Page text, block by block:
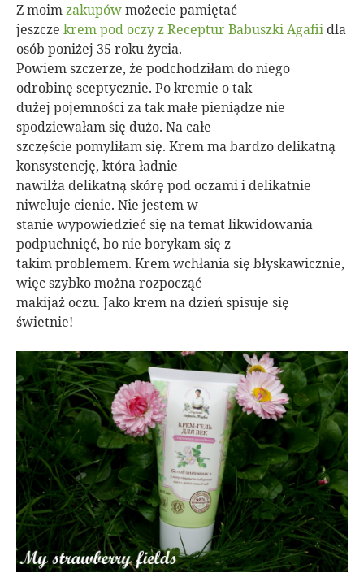
Z moimzakupówmożecie pamiętać
jeszcze krem pod oczy z Receptur Babuszki Agafiidla
osób poniżej 35 roku życia.
Powiem szczerze, że podchodziłam do niego
odrobinę sceptycznie. Po kremie o tak
dużej pojemności za tak małe pieniądze nie
spodziewałam się dużo. Na całe
szczęście pomyliłam się. Krem ma bardzo delikatną
konsystencję, która ładnie
nawilża delikatną skórę pod oczami i delikatnie
niweluje cienie. Nie jestem w
stanie wypowiedzieć się na temat likwidowania
podpuchnięć, bo nie borykam się z
takim problemem. Krem wchłania się błyskawicznie,
więc szybko można rozpocząć
makijaż oczu. Jako krem na dzień spisuje się
świetnie!